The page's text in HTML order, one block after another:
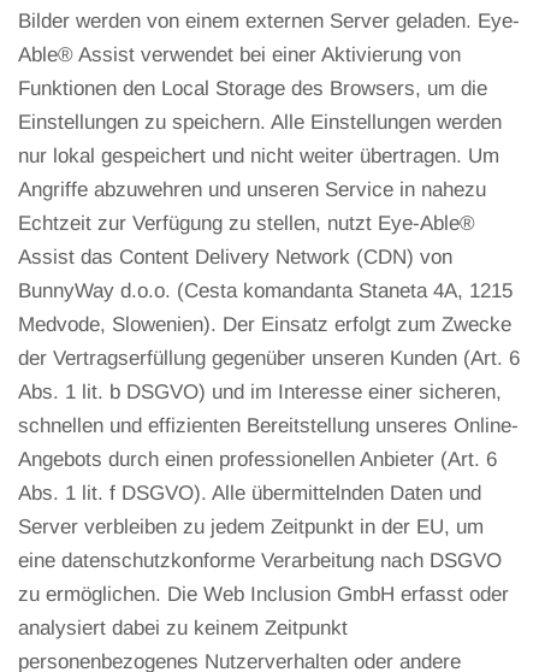
Bilder werden von einem externen Server geladen. Eye-
Able® Assist verwendet bei einer Aktivierung von
Funktionen den Local Storage des Browsers, um die
Einstellungen zu speichern. Alle Einstellungen werden
nur lokal gespeichert und nicht weiter übertragen. Um
Angriffe abzuwehren und unseren Service in nahezu
Echtzeit zur Verfügung zu stellen, nutzt Eye-Able®
Assist das Content Delivery Network (CDN) von
BunnyWay d.o.o. (Cesta komandanta Staneta 4A, 1215
Medvode, Slowenien). Der Einsatz erfolgt zum Zwecke
der Vertragserfüllung gegenüber unseren Kunden (Art. 6
Abs. 1 lit. b DSGVO) und im Interesse einer sicheren,
schnellen und effizienten Bereitstellung unseres Online-
Angebots durch einen professionellen Anbieter (Art. 6
Abs. 1 lit. f DSGVO). Alle übermittelnden Daten und
Server verbleiben zu jedem Zeitpunkt in der EU, um
eine datenschutzkonforme Verarbeitung nach DSGVO
zu ermöglichen. Die Web Inclusion GmbH erfasst oder
analysiert dabei zu keinem Zeitpunkt
personenbezogenes Nutzerverhalten oder andere